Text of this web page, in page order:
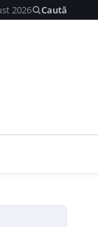
2026 Caută